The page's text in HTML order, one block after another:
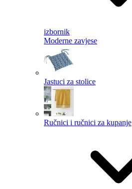
izbornik
Moderne zavjese
Jastuci za stolice
Ručnici i ručnici za kupanje